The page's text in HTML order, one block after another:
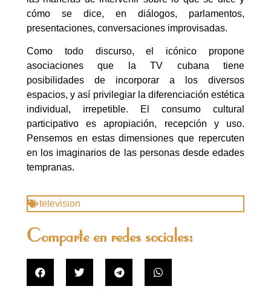
cómo se dice, en diálogos, parlamentos,
presentaciones, conversaciones improvisadas.
Como todo discurso, el icónico propone
asociaciones que la TV cubana tiene
posibilidades de incorporar a los diversos
espacios, y así privilegiar la diferenciación estética
individual, irrepetible. El consumo cultural
participativo es apropiación, recepción y uso.
Pensemos en estas dimensiones que repercuten
en los imaginarios de las personas desde edades
tempranas.
television
Comparte en redes sociales: